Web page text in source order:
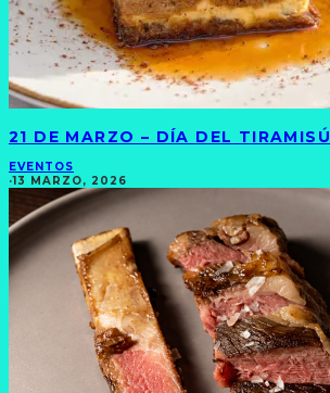
21 DE MARZO – DÍA DEL TIRAMISÚ
EVENTOS
·13 MARZO, 2026